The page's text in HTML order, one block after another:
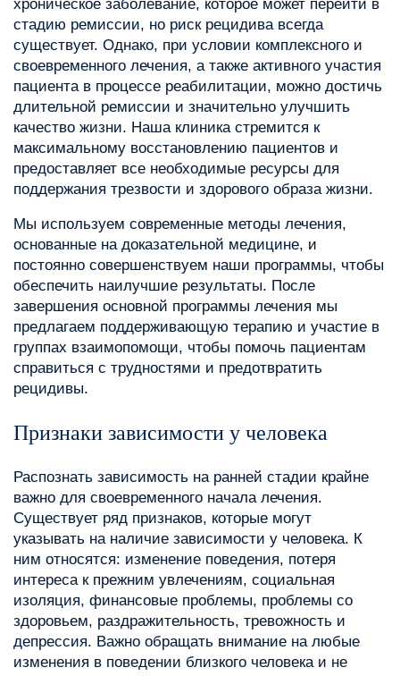
хроническое заболевание, которое может перейти в
стадию ремиссии, но риск рецидива всегда
существует. Однако, при условии комплексного и
своевременного лечения, а также активного участия
пациента в процессе реабилитации, можно достичь
длительной ремиссии и значительно улучшить
качество жизни. Наша клиника стремится к
максимальному восстановлению пациентов и
предоставляет все необходимые ресурсы для
поддержания трезвости и здорового образа жизни.
Мы используем современные методы лечения,
основанные на доказательной медицине, и
постоянно совершенствуем наши программы, чтобы
обеспечить наилучшие результаты. После
завершения основной программы лечения мы
предлагаем поддерживающую терапию и участие в
группах взаимопомощи, чтобы помочь пациентам
справиться с трудностями и предотвратить
рецидивы.
Признаки зависимости у человека
Распознать зависимость на ранней стадии крайне
важно для своевременного начала лечения.
Существует ряд признаков, которые могут
указывать на наличие зависимости у человека. К
ним относятся: изменение поведения, потеря
интереса к прежним увлечениям, социальная
изоляция, финансовые проблемы, проблемы со
здоровьем, раздражительность, тревожность и
депрессия. Важно обращать внимание на любые
изменения в поведении близкого человека и не